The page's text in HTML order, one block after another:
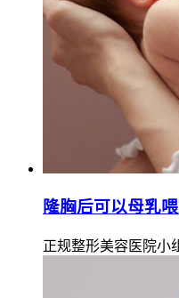
隆胸后可以母乳
正规整形美容医院小